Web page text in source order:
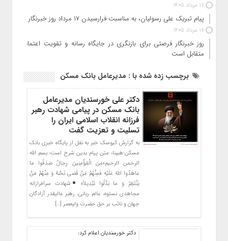
17 مرداد 1405
پیام تبریک علی رسولیان، به مناسبت فرارسیدن ۱۷ مرداد روز خبرنگار
17 مرداد 1405
روز خبرنگار فرصتی برای بازنگری در جایگاه رسانه و تقویت اعتماد
متقابل است
برچسب زده شده با : مدیرعامل بانک مسکن
دکتر علی خورسندیان مدیرعامل
بانک مسکن در پیامی شهادت رهبر
فرزانه انقلاب اسلامی ایران را
تسلیت و تعزیت گفت
به گزارش کیوسک خبر به نقل از پایگاه خبری بانک
مسکن-هیبنا، متن پیام بدین شرح است؛ بسم الله
الرحمن الرحیم«مِنَ الْمُؤْمِنِینَ رِجالٌ صَدَقُوا ما
عاهَدُوا اللّهَ عَلَیْهِ فَمِنْهُمْ مَنْ قَضى نَحْبَهُ وَ مِنْهُمْ مَنْ
یَنْتَظِرُ وَ ما بَدَّلُوا تَبْدِیلاً»
شهادت سرافرازانه
مجاهدی نستوه، عالم ربانی، رهبر عالیقدر آزادگان
جهان و نائب بر حق حضرت ولیعصر […]
دکتر خورسندیان اعلام کرد: